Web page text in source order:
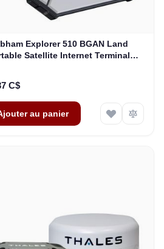
Explorer 510 BGAN Land
Satellite Internet Terminal
C$
au panier